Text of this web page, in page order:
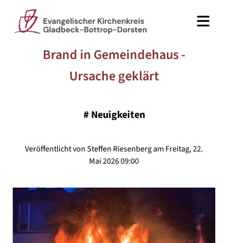
Brand in Gemeindehaus -
Ursache geklärt
# Neuigkeiten
Veröffentlicht von Steffen Riesenberg am Freitag, 22.
Mai 2026 09:00